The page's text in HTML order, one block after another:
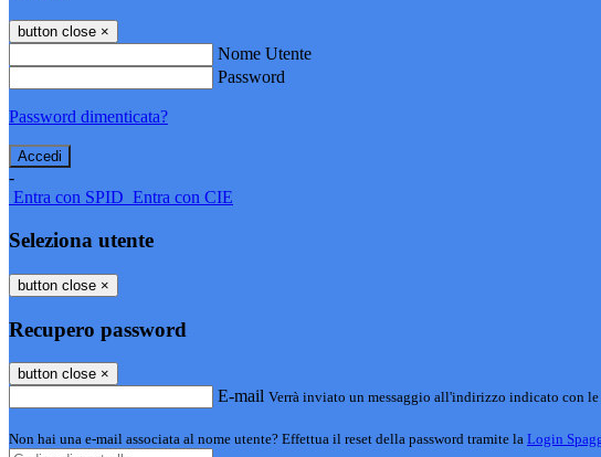
button close ×
Nome Utente
Password
Password dimenticata?
-
Entra con SPID Entra con CIE
Seleziona utente
button close ×
Recupero password
button close ×
E-mail Verrà inviato un messaggio all'indirizzo indicato con
Non hai una e-mail associata al nome utente? Effettua il reset della password tramite la Login